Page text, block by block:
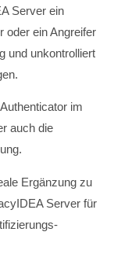
Server ein
oder ein Angreifer
und unkontrolliert
im
auch die
Ergänzung zu
Server für